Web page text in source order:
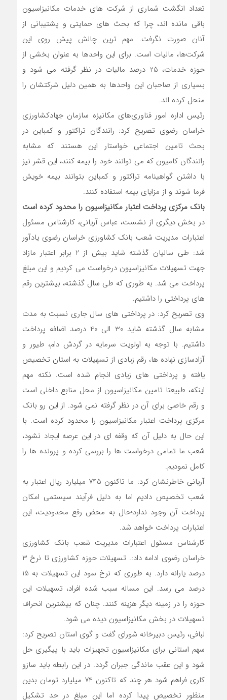
تعداد انگشت شماری از شرکت های خدمات مکانیزاسیون
باقی مانده اند، چرا که بحث های حمایتی و پشتیبانی از
آنان صورت نگرفت. مهم ترین چالش پیش روی این
شرکت‌ها، مالیات است. برای این واحدها به عنوان بخشی از
حوزه خدمات، 25 درصد مالیات در نظر گرفته می شود و
بسیاری از صاحبان این واحدها به همین دلیل شرکتشان را
منحل کرده اند.
رئیس اداره امور فناوری‌های مکانیزه سازمان جهادکشاورزی
خراسان رضوی تصریح کرد: رانندگان تراکتور و کمباین در
بحث تامین اجتماعی خواستار این هستند که مشابه
رانندگان کامیون که می توانند خود را بیمه کنند، این قشر نیز
با داشتن گواهینامه تراکتور و کمباین بتوانند بیمه خویش
فرما شوند و از مزایای بیمه استفاده کنند.
بانک مرکزی پرداخت اعتبار مکانیزاسیون را محدود کرده است
در بخش دیگری از نشست، عباس آریانی، کارشناس مسئول
اعتبارات مدیریت شعب بانک کشاورزی خراسان رضوی یادآور
شد: طی سالیان گذشته شاید بیش از 2 برابر اعتبار مازاد
جهت تسهیلات مکانیزاسیون درخواست می کردیم و این مبلغ
پرداخت می شد. به طوری که طی سال گذشته، بیشترین رقم
های پرداختی را داشتیم.
وی تصریح کرد: در پرداختی های سال جاری نسبت به مدت
مشابه سال گذشته شاید 30 الی 40 درصد اضافه پرداخت
داشتیم. با توجه به اولویت سرمایه در گردش دام، طیور و
آزادسازی نهاده ها، رقم زیادی از تسهیلات به استان تخصیص
یافته و پرداختی های زیادی انجام شده است. نکته مهم
اینکه، طبیعتا تامین مکانیزاسیون از محل منابع داخلی است
و رقم خاصی برای آن در نظر گرفته نمی شود. از این رو بانک
مرکزی پرداخت اعتبار مکانیزاسیون را محدود کرده است. با
این حال به دلیل آن که وقفه ای در این عرصه ایجاد نشود،
شعب ما تمامی درخواست ها را بررسی کرده و پرونده ها را
کامل نمودیم.
آریانی خاطرنشان کرد: ما تاکنون 745 میلیارد ریال اعتبار به
شعب تخصیص دادیم اما به دلیل فرآیند سیستمی امکان
پرداخت آن وجود ندارد؛حال به محض رفع محدودیت، این
اعتبارات پرداخت خواهد شد.
کارشناس مسئول اعتبارات مدیریت شعب بانک کشاورزی
خراسان رضوی ادامه داد:. تسهیلات حوزه کشاورزی تا نرخ 3
درصد یارانه دارد. به طوری که نرخ سود این تسهیلات به 15
درصد می رسد. این مساله سبب شده افراد، تسهیلات این
حوزه را در زمینه دیگر هزینه کنند. چنان که بیشترین انحراف
تسهیلات در بخش مکانیزاسیون دیده می شود.
لبافی، رئیس دبیرخانه شورای گفت و گوی استان تصریح کرد:
سهم استانی برای مکانیزاسیون تجهیزات باید با پیگیری حل
شود و این عقب ماندگی جبران گردد. در این رابطه باید سازو
کاری فراهم شود هر چند که تاکنون 74 میلیارد تومان بدین
منظور تخصیص پیدا کرده اما این مبلغ در حد تشکیل